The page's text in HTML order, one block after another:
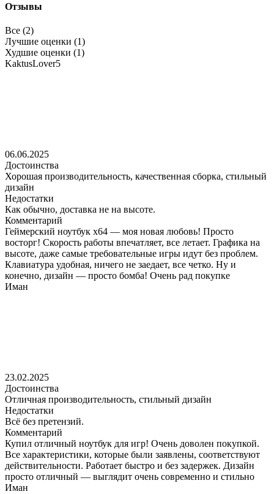
Отзывы
Все (2)
Лучшие оценки (1)
Худшие оценки (1)
KaktusLover5
06.06.2025
Достоинства
Хорошая производительность, качественная сборка, стильный
дизайн
Недостатки
Как обычно, доставка не на высоте.
Комментарий
Геймерский ноутбук x64 — моя новая любовь! Просто
восторг! Скорость работы впечатляет, все летает. Графика на
высоте, даже самые требовательные игры идут без проблем.
Клавиатура удобная, ничего не заедает, все четко. Ну и
конечно, дизайн — просто бомба! Очень рад покупке
Иман
23.02.2025
Достоинства
Отличная производительность, стильный дизайн
Недостатки
Всё без претензий.
Комментарий
Купил отличный ноутбук для игр! Очень доволен покупкой.
Все характеристики, которые были заявлены, соответствуют
действительности. Работает быстро и без задержек. Дизайн
просто отличный — выглядит очень современно и стильно
Иман